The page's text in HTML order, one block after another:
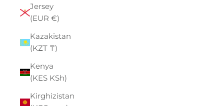
Jersey
(EUR €)
Kazakistan
(KZT ₸)
Kenya
(KES KSh)
Kirghizistan